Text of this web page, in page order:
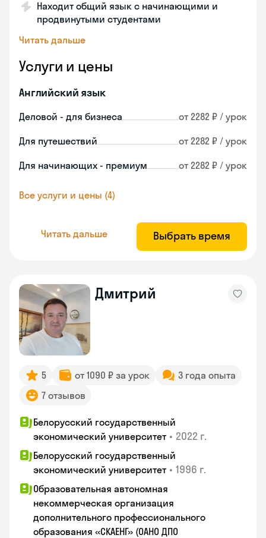
Находит общий язык с начинающими и
продвинутыми студентами
Читать дальше
Услуги и цены
Английский язык
Деловой - для бизнеса от 2282 ₽ / урок
Для путешествий от 2282 ₽ / урок
Для начинающих - премиум от 2282 ₽ / урок
Все услуги и цены (4)
Читать дальше Выбрать время
Дмитрий
5 от 1090 ₽ за урок
3 года опыта
7 отзывов
Белорусский государственный
экономический университет • 2022 г.
Белорусский государственный
экономический университет • 1996 г.
Образовательная автономная
некоммерческая организация
дополнительного профессионального
образования «СКАЕНГ» (ОАНО ДПО